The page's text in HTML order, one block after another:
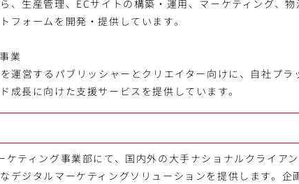
、生産管理、ECサイトの構築・運用、マーケティング、
フォームを開発・提供しています。
業
運営するパブリッシャーとクリエイター向けに、自社プラ
成長に向けた支援サービスを提供しています。
ケティング事業部にて、国内外の大手ナショナルクライア
デジタルマーケティングソリューションを提供します。企